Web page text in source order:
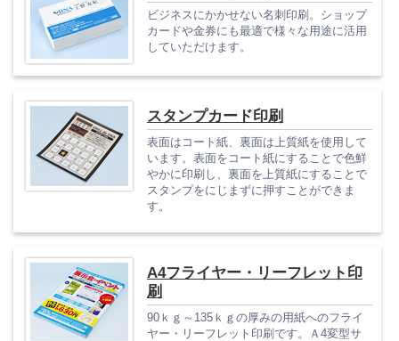
ビジネスにかかせない名刺印刷。ショップ
カードや金券にも最適で様々な用途に活用
していただけます。
スタンプカード印刷
表面はコート紙、裏面は上質紙を使用して
います。表面をコート紙にすることで色鮮
やかに印刷し、裏面を上質紙にすることで
スタンプをにじまずに押すことができま
す。
A4フライヤー・リーフレット印
刷
90ｋｇ～135ｋｇの厚みの用紙へのフライ
ヤー・リーフレット印刷です。Ａ4変型サ